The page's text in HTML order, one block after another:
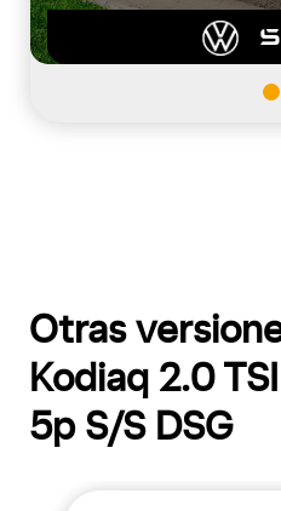
Otras
Kodiaq 2.0
5p S/S DSG